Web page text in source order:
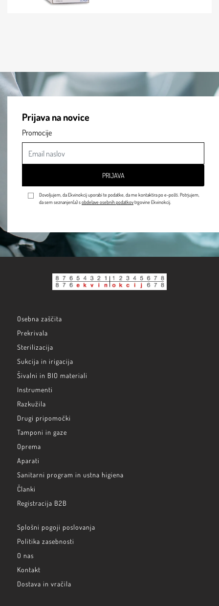
Prijava na novice
Promocije
PRIJAVA
Dovoljujem, da Ekvinokcij uporabi te podatke, da me kontaktira po e-pošti. Potrjujem,
da sem seznanjen(a) sobdelave osebnih podatkovtrgovine Ekvinokcij.
Osebna zaščita
Prekrivala
Sterilizacija
Sukcija in irigacija
Šivalni in BIO materiali
Instrumenti
Razkužila
Drugi pripomočki
Tamponi in gaze
Oprema
Aparati
Sanitarni program in ustna higiena
Članki
Registracija B2B
Splošni pogoji poslovanja
Politika zasebnosti
O nas
Kontakt
Dostava in vračila